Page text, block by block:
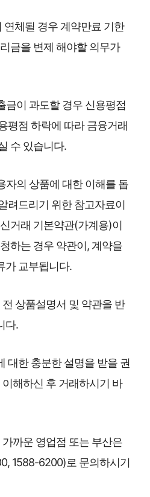
연체될 경우 계약만료 기한
금을 변제 해야할 의무가
금이 과도할 경우 신용평점
평점 하락에 따라 금융거래
수 있습니다.
자의 상품에 대한 이해를 돕
려드리기 위한 참고자료이
거래 기본약관(가계용)이
하는 경우 약관이, 계약을
가 교부됩니다.
상품설명서 및 약관을 반
다.
대한 충분한 설명을 받을 권
해하신 후 거래하시기 바
까운 영업점 또는 부산은
1588-6200)로 문의하시기